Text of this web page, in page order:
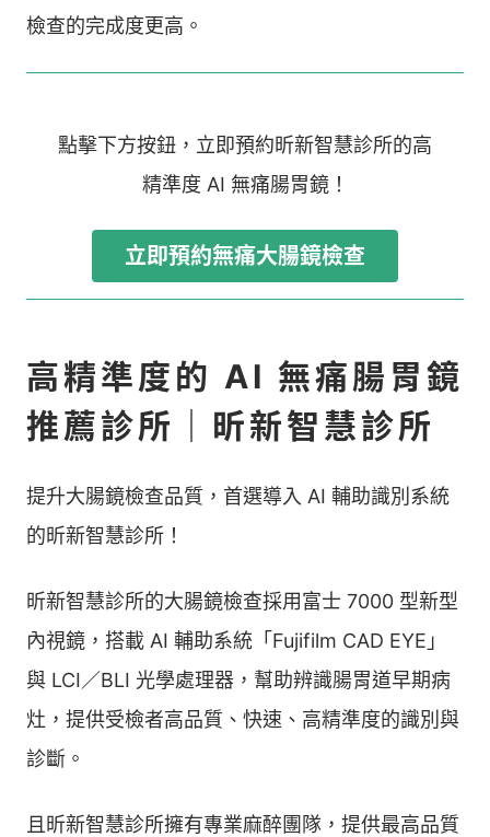
檢查的完成度更高。
點擊下方按鈕，立即預約昕新智慧診所的高
精準度 AI 無痛腸胃鏡！
立即預約無痛大腸鏡檢查
高精準度的 AI 無痛腸胃鏡
推薦診所｜昕新智慧診所
提升大腸鏡檢查品質，首選導入 AI 輔助識別系統
的昕新智慧診所！
昕新智慧診所的大腸鏡檢查採用富士 7000 型新型
內視鏡，搭載 AI 輔助系統「Fujifilm CAD EYE」
與 LCI／BLI 光學處理器，幫助辨識腸胃道早期病
灶，提供受檢者高品質、快速、高精準度的識別與
診斷。
且昕新智慧診所擁有專業麻醉團隊，提供最高品質